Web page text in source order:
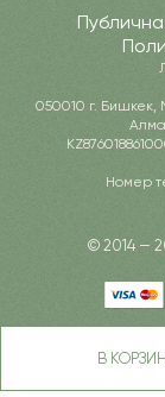
В
050010 г.
Номер
© 2014 —